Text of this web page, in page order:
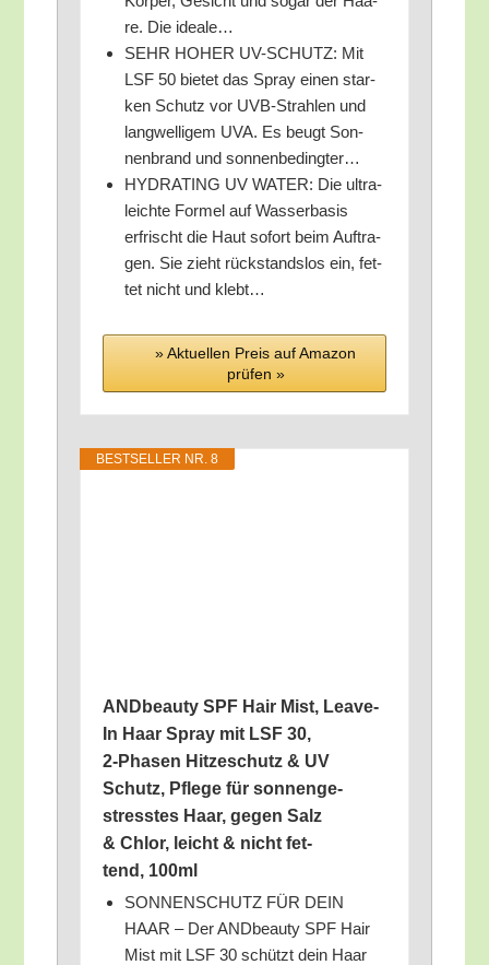
re. Die ideale…
SEHR HOHER UV-SCHUTZ: Mit
LSF 50 bie­tet das Spray einen star­
ken Schutz vor UVB-Strah­len und
lang­wel­li­gem UVA. Es beugt Son­
nen­brand und sonnenbedingter…
HYDRATING UV WATER: Die ultra-
leich­te For­mel auf Was­ser­ba­sis
erfrischt die Haut sofort beim Auf­tra­
gen. Sie zieht rück­stands­los ein, fet­
tet nicht und klebt…
» Aktu­el­len Preis auf Ama­zon
prü­fen »
BEST­SEL­LER NR. 8
AND­be­au­ty SPF Hair Mist, Lea­ve-
In Haar Spray mit LSF 30,
2‑Phasen Hit­ze­schutz & UV
Schutz, Pfle­ge für son­nen­ge­
stress­tes Haar, gegen Salz
& Chlor, leicht & nicht fet­
tend, 100ml
SONNENSCHUTZ FÜR DEIN
HAAR – Der AND­be­au­ty SPF Hair
Mist mit LSF 30 schützt dein Haar